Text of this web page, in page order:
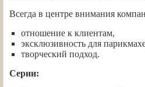
Всегда в центре внимания
отношение к клиентам,
эксклюзивность для
творческий подход.
Серии: